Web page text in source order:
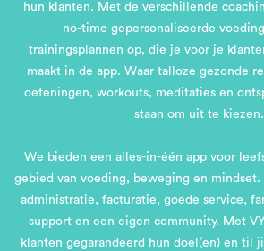
hun klanten. Met de verschillende
no-time gepersonaliseerde
trainingsplannen op, die je voor je
maakt in de app. Waar talloze gezonde
oefeningen, workouts, meditaties en
staan om uit te kiezen.
We bieden een alles-in-één app voor
gebied van voeding, beweging en
administratie, facturatie, goede service,
support en een eigen community. Met
klanten gegarandeerd hun doel(en) en til